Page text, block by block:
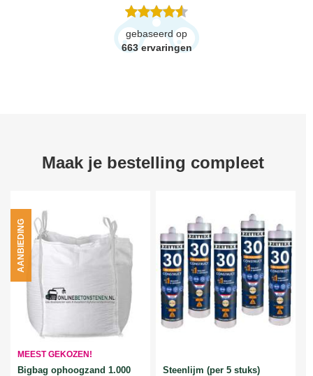
gebaseerd op
663 ervaringen
Maak je bestelling compleet
MEEST GEKOZEN!
Bigbag ophoogzand 1.000
AANBIEDING
Steenlijm (per 5 stuks)